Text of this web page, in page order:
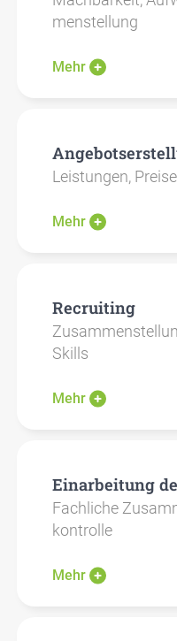
men­stel­lung
Mehr
Leis­tun­gen,
Mehr
Recrui­ting
Skills
Mehr
Ein­ar­bei­tung
Fach­li­che
kon­trol­le
Mehr